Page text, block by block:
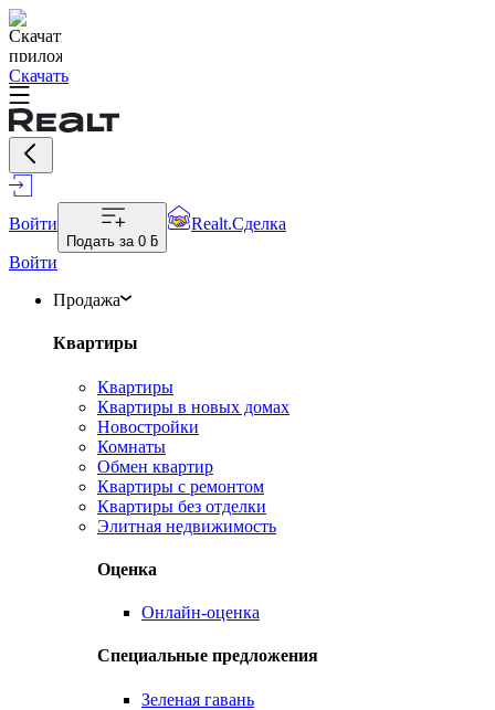
Скачать
Войти
Подать за 0 ƃ
Realt.Сделка
Войти
Продажа
Квартиры
Квартиры
Квартиры в новых домах
Новостройки
Комнаты
Обмен квартир
Квартиры с ремонтом
Квартиры без отделки
Элитная недвижимость
Оценка
Онлайн-оценка
Специальные предложения
Зеленая гавань